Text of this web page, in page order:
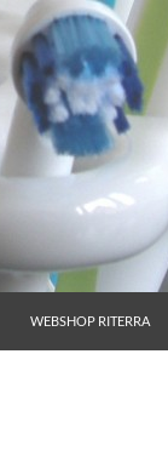
WEBSHOP RITERRA